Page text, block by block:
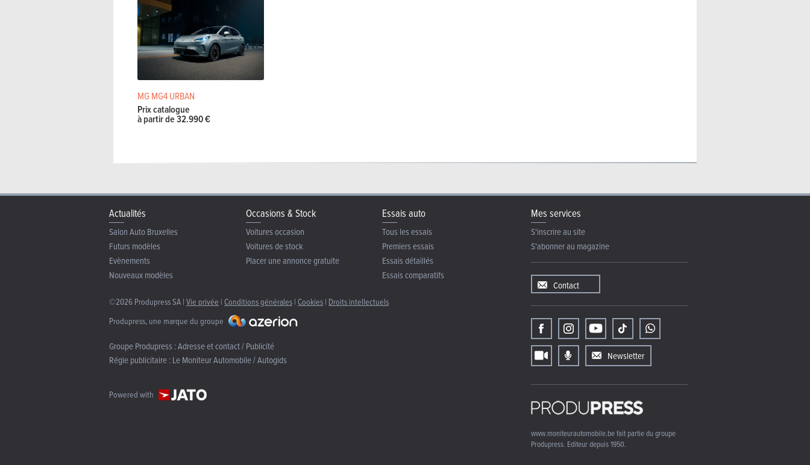
MG MG4 URBAN
Prix catalogue
à partir de 32.990 €
Actualités
Salon Auto Bruxelles
Futurs modèles
Evènements
Nouveaux modèles
Occasions & Stock
Voitures occasion
Voitures de stock
Placer une annonce gratuite
Essais auto
Tous les essais
Premiers essais
Essais détaillés
Essais comparatifs
©2026 Produpress SA | Vie privée | Conditions générales | Cookies | Droits intellectuels
Produpress, une marque du groupe
Groupe Produpress :Adresse et contact / Publicité
Régie publicitaire :Le Moniteur Automobile / Autogids
Powered with
Mes services
S'inscrire au site
S'abonner au magazine
Contact
Newsletter
www.moniteurautomobile.be fait partie du groupe
Produpress. Editeur depuis 1950.